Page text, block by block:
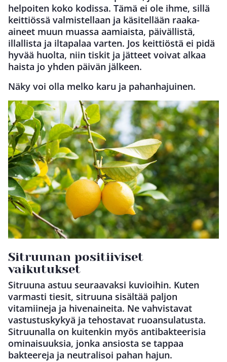
helpoiten koko kodissa. Tämä ei ole ihme, sillä
keittiössä valmistellaan ja käsitellään raaka-
aineet muun muassa aamiaista, päivällistä,
illallista ja iltapalaa varten. Jos keittiöstä ei pidä
hyvää huolta, niin tiskit ja jätteet voivat alkaa
haista jo yhden päivän jälkeen.
Näky voi olla melko karu ja pahanhajuinen.
Sitruunan positiiviset
vaikutukset
Sitruuna astuu seuraavaksi kuvioihin. Kuten
varmasti tiesit, sitruuna sisältää paljon
vitamiineja ja hivenaineita. Ne vahvistavat
vastustuskykyä ja tehostavat ruoansulatusta.
Sitruunalla on kuitenkin myös antibakteerisia
ominaisuuksia, jonka ansiosta se tappaa
bakteereja ja neutralisoi pahan hajun.